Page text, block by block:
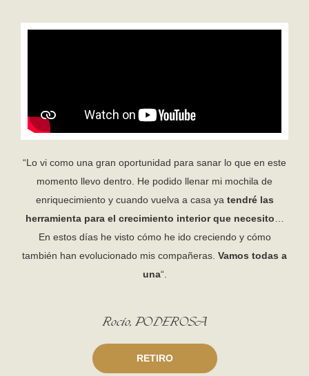
“Lo vi como una gran oportunidad para sanar lo que en este
momento llevo dentro. He podido llenar mi mochila de
enriquecimiento y cuando vuelva a casa ya tendré las
herramienta para el crecimiento interior que necesito…
En estos días he visto cómo he ido creciendo y cómo
también han evolucionado mis compañeras. Vamos todas a
una“.
Rocío, PODEROSA
RETIRO